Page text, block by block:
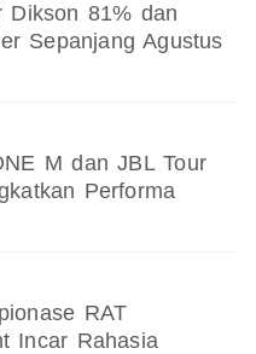
Dikson 81% dan
Sepanjang Agustus
M dan JBL Tour
Performa
RAT
Incar Rahasia